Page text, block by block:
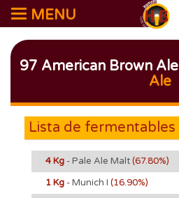
MENU
97 American Brown Ale
Ale
Lista de fermentables
4 Kg - Pale Ale Malt(67.80%)
1 Kg - Munich I (16.90%)